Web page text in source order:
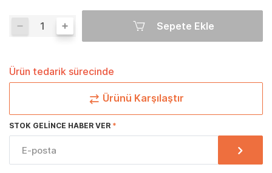
Sepete Ekle
Ürün tedarik sürecinde
Ürünü Karşılaştır
STOK GELINCE HABER VER